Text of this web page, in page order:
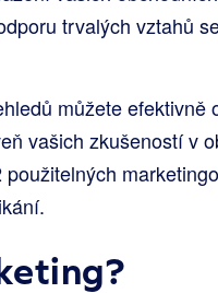
trvalých vztahů
můžete efektivně
vašich zkušeností v